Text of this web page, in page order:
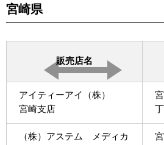
宮崎県
販売店名
アイティーアイ（株）
宮崎支店
（株）アステム メディカ